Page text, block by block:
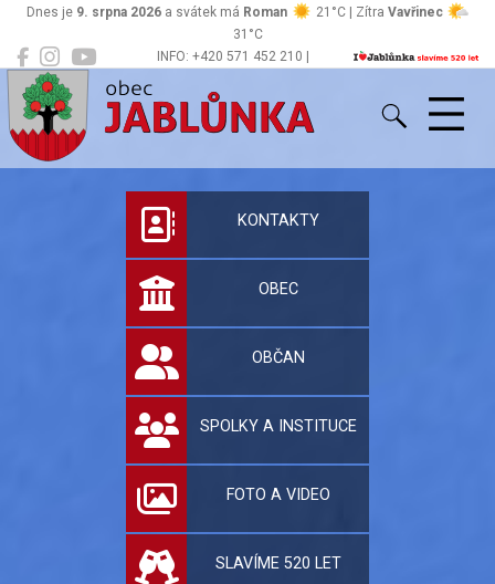
INFO: +420 571 452 210 |
Dnes je 9. srpna 2026 a svátek má Roman 21°C | Zítra Vavřinec
31°C
Jablůnka
Oficiální stránky
KONTAKTY
OBEC
OBČAN
SPOLKY A INSTITUCE
FOTO A VIDEO
SLAVÍME 520 LET